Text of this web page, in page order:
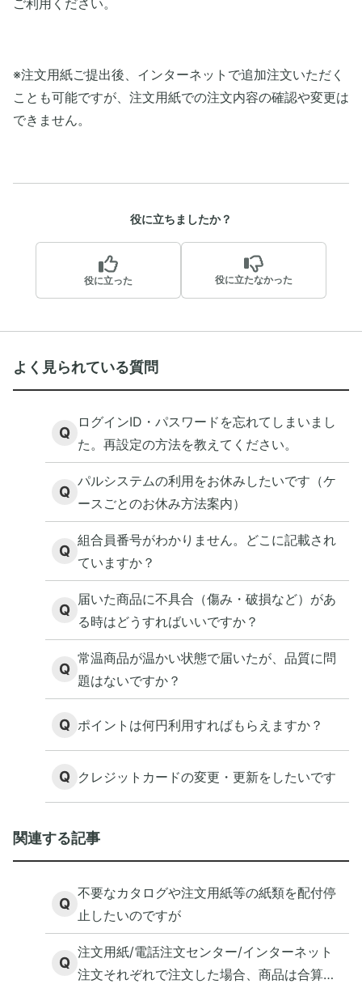
ご利用ください。
※注文用紙ご提出後、インターネットで追加注文いただく
ことも可能ですが、注文用紙での注文内容の確認や変更は
できません。
役に立ちましたか？
役に立った 役に立たなかった
よく見られている質問
Q
ログインID・パスワードを忘れてしまいまし
た。再設定の方法を教えてください。
Q
パルシステムの利用をお休みしたいです（ケ
ースごとのお休み方法案内）
Q
組合員番号がわかりません。どこに記載され
ていますか？
Q
届いた商品に不具合（傷み・破損など）があ
る時はどうすればいいですか？
Q
常温商品が温かい状態で届いたが、品質に問
題はないですか？
Q ポイントは何円利用すればもらえますか？
Q クレジットカードの変更・更新をしたいです
関連する記事
Q
不要なカタログや注文用紙等の紙類を配付停
止したいのですが
Q
注文用紙/電話注文センター/インターネット
注文それぞれで注文した場合、商品は合算と